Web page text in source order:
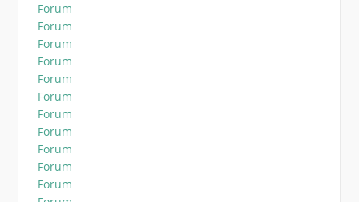
Forum
Forum
Forum
Forum
Forum
Forum
Forum
Forum
Forum
Forum
Forum